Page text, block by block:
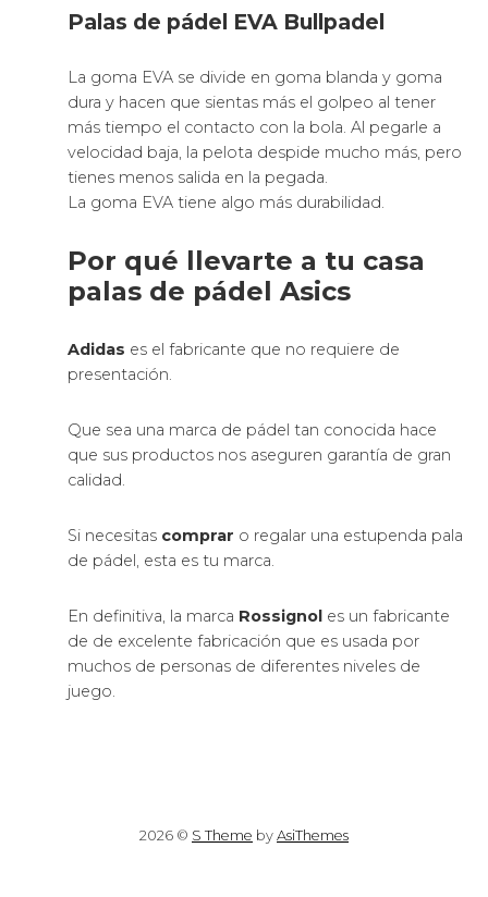
Palas de pádel EVA Bullpadel
La goma EVA se divide en goma blanda y goma
dura y hacen que sientas más el golpeo al tener
más tiempo el contacto con la bola. Al pegarle a
velocidad baja, la pelota despide mucho más, pero
tienes menos salida en la pegada.
La goma EVA tiene algo más durabilidad.
Por qué llevarte a tu casa
palas de pádel Asics
Adidas es el fabricante que no requiere de
presentación.
Que sea una marca de pádel tan conocida hace
que sus productos nos aseguren garantía de gran
calidad.
Si necesitas comprar o regalar una estupenda pala
de pádel, esta es tu marca.
En definitiva, la marca Rossignol es un fabricante
de de excelente fabricación que es usada por
muchos de personas de diferentes niveles de
juego.
2026 © S Theme by AsiThemes